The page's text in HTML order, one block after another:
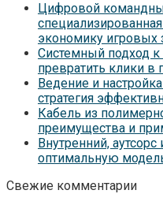
Цифровой
экономику игровых
Системный подход к
превратить клики в
Ведение и
стратегия
Кабель из
преимущества и
Внутренний,
оптимальную
Свежие комментарии